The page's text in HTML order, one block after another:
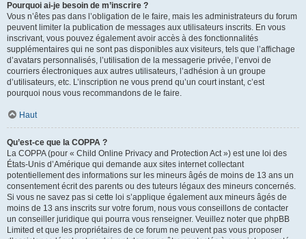
Pourquoi ai-je besoin de m’inscrire ?
Vous n’êtes pas dans l’obligation de le faire, mais les administrateurs du forum
peuvent limiter la publication de messages aux utilisateurs inscrits. En vous
inscrivant, vous pouvez également avoir accès à des fonctionnalités
supplémentaires qui ne sont pas disponibles aux visiteurs, tels que l’affichage
d’avatars personnalisés, l’utilisation de la messagerie privée, l’envoi de
courriers électroniques aux autres utilisateurs, l’adhésion à un groupe
d’utilisateurs, etc. L’inscription ne vous prend qu’un court instant, c’est
pourquoi nous vous recommandons de le faire.
Haut
Qu’est-ce que la COPPA ?
La COPPA (pour « Child Online Privacy and Protection Act ») est une loi des
États-Unis d’Amérique qui demande aux sites internet collectant
potentiellement des informations sur les mineurs âgés de moins de 13 ans un
consentement écrit des parents ou des tuteurs légaux des mineurs concernés.
Si vous ne savez pas si cette loi s’applique également aux mineurs âgés de
moins de 13 ans inscrits sur votre forum, nous vous conseillons de contacter
un conseiller juridique qui pourra vous renseigner. Veuillez noter que phpBB
Limited et que les propriétaires de ce forum ne peuvent pas vous proposer